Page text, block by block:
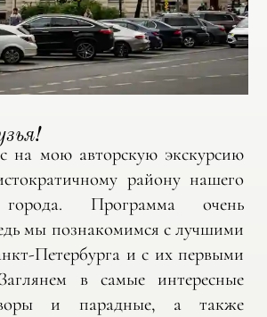
на мою авторскую экскурсию
району нашего
города. Программа очень
мы познакомимся с лучшими
Петербурга и с их первыми
в самые интересные
и парадные, а также